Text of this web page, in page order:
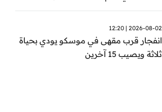
2026-08-02 | 12:20
انفجار قرب مقهى في موسكو يودي بحياة
ثلاثة ويصيب 15 آخرين